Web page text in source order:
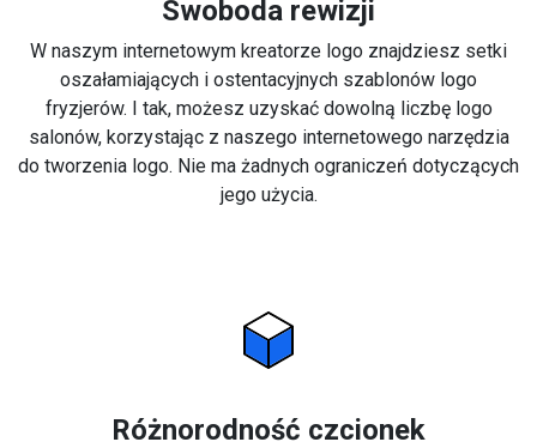
Swoboda rewizji
W naszym internetowym kreatorze logo znajdziesz setki
oszałamiających i ostentacyjnych szablonów logo
fryzjerów. I tak, możesz uzyskać dowolną liczbę logo
salonów, korzystając z naszego internetowego narzędzia
do tworzenia logo. Nie ma żadnych ograniczeń dotyczących
jego użycia.
Różnorodność czcionek